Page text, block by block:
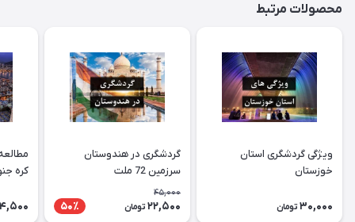
محصولات مرتبط
ویژگی گردشگری استان
خوزستان
30,000 تومان
گردشگری در هندوستان
سرزمین 72 ملت
45,000
22,500 تومان 50٪
کره